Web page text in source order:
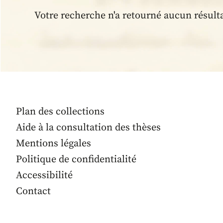
Votre recherche n'a retourné aucun
Plan des collections
Aide à la consultation des thèses
Mentions légales
Politique de confidentialité
Accessibilité
Contact